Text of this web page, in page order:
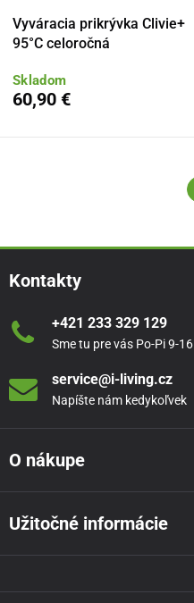
Vyváracia prikrývka Clivie+
95°C celoročná
Skladom
60,90 €
Kontakty
+421 233 329 129
Sme tu pre vás Po-Pi 9-16
service@i-living.cz
Napíšte nám kedykoľvek
O nákupe
Užitočné informácie